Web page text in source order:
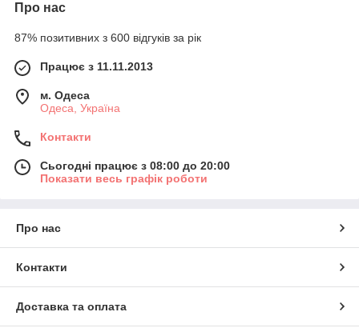
Про нас
87% позитивних з 600 відгуків за рік
Працює з 11.11.2013
м. Одеса
Одеса, Україна
Контакти
Сьогодні працює з 08:00 до 20:00
Показати весь графік роботи
Про нас
Контакти
Доставка та оплата